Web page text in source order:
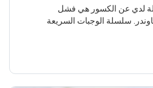
لدي عن الكسور هي فشل
سلسلة الوجبات السريعة